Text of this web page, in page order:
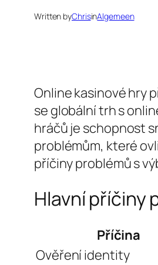
Written byChrisinAlgemeen
Online kasinové hry
se globální trh s
hráčů je schopnost
problémům, které
příčiny problémů s
Hlavní příčiny
Příčina
Ověření identity